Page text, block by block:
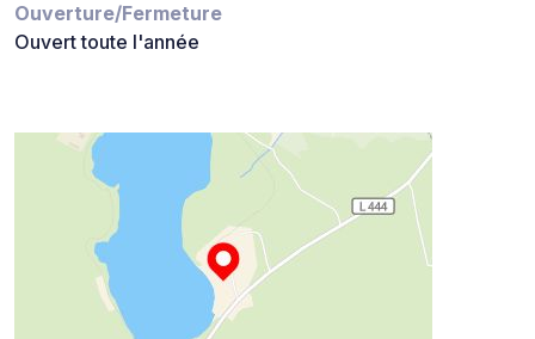
Ouverture/Fermeture
Ouvert toute l'année